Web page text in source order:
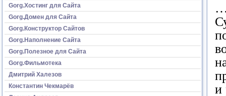
Gorg.Хостинг для Сайта
Gorg.Домен для Сайта
Gorg.Конструктор Сайтов
Gorg.Наполнение Сайта
Gorg.Полезное для Сайта
Gorg.Фильмотека
Дмитрий Халезов
Константин Чекмарёв
и